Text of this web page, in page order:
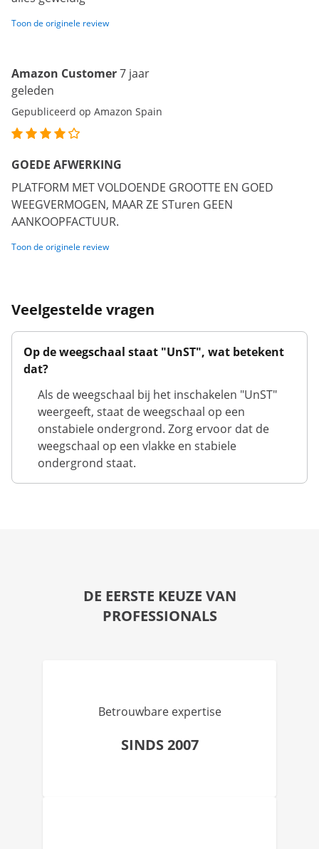
Toon de originele review
Amazon Customer7 jaar
geleden
Gepubliceerd op Amazon Spain
GOEDE AFWERKING
PLATFORM MET VOLDOENDE GROOTTE EN GOED
WEEGVERMOGEN, MAAR ZE STuren GEEN
AANKOOPFACTUUR.
Toon de originele review
Veelgestelde vragen
Op de weegschaal staat "UnST", wat betekent
dat?
Als de weegschaal bij het inschakelen "UnST"
weergeeft, staat de weegschaal op een
onstabiele ondergrond. Zorg ervoor dat de
weegschaal op een vlakke en stabiele
ondergrond staat.
DE EERSTE KEUZE VAN
PROFESSIONALS
Betrouwbare expertise
SINDS 2007